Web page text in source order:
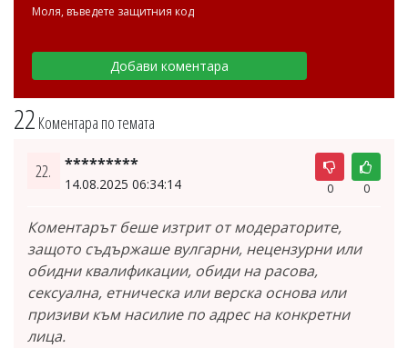
22 Коментара по темата
22. *********
14.08.2025 06:34:14 0 0
Коментарът беше изтрит от модераторите,
защото съдържаше вулгарни, нецензурни или
обидни квалификации, обиди на расова,
сексуална, етническа или верска основа или
призиви към насилие по адрес на конкретни
лица.
Моля, въведете защитния код